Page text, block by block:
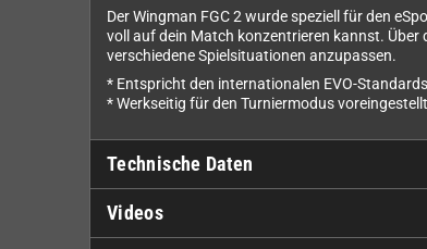
Der Wingman FGC 2 wurde speziell für den
voll auf dein Match konzentrieren kannst. Über
verschiedene Spielsituationen anzupassen.
* Entspricht den internationalen EVO-
* Werkseitig für den Turniermodus
Technische Daten
Videos